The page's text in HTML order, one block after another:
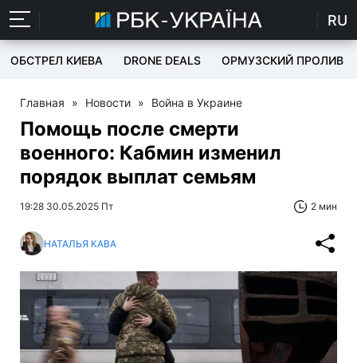
RU
ОБСТРЕЛ КИЕВА DRONE DEALS ОРМУЗСКИЙ ПРОЛИВ
Главная » Новости » Война в Украине
Помощь после смерти
военного: Кабмин изменил
порядок выплат семьям
19:28 30.05.2025 Пт 2 мин
НАТАЛЬЯ КАВА